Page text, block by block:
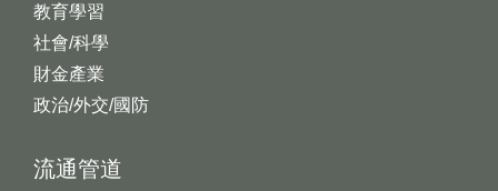
教育學習
社會/科學
財金產業
政治/外交/國防
流通管道